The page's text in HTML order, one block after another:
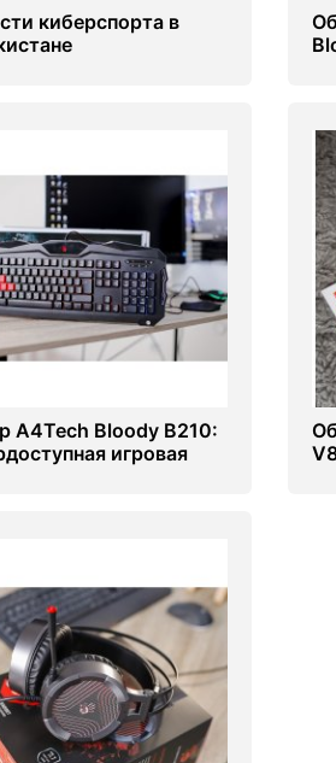
киберспорта в
A4Tech Bloody B210:
игровая